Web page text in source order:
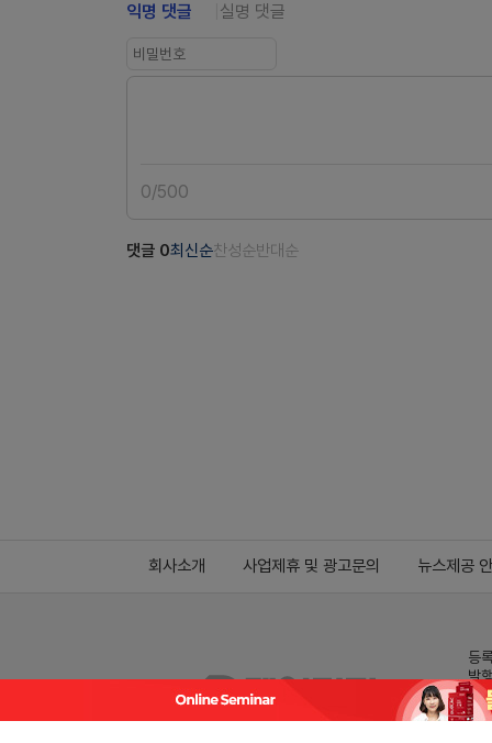
익명 댓글 실명 댓글
0/500
댓글 0최신순찬성순반대순
회사소개 사업제휴 및 광고문의 뉴스제공
등
발
전